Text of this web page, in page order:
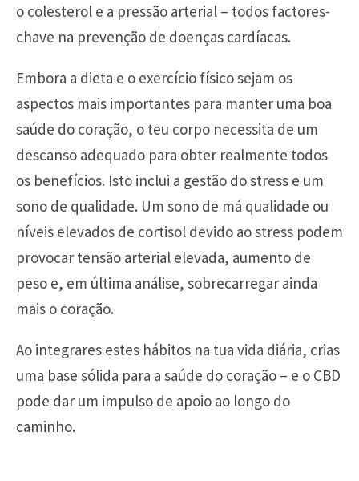
o colesterol e a pressão arterial – todos factores-
chave na prevenção de doenças cardíacas.
Embora a dieta e o exercício físico sejam os
aspectos mais importantes para manter uma boa
saúde do coração, o teu corpo necessita de um
descanso adequado para obter realmente todos
os benefícios. Isto inclui a gestão do stress e um
sono de qualidade. Um sono de má qualidade ou
níveis elevados de cortisol devido ao stress podem
provocar tensão arterial elevada, aumento de
peso e, em última análise, sobrecarregar ainda
mais o coração.
Ao integrares estes hábitos na tua vida diária, crias
uma base sólida para a saúde do coração – e o CBD
pode dar um impulso de apoio ao longo do
caminho.